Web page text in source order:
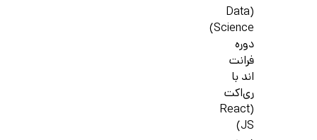
(Data
Science)
دوره
فرانت
اند با
ری‌اکت
(React
JS)